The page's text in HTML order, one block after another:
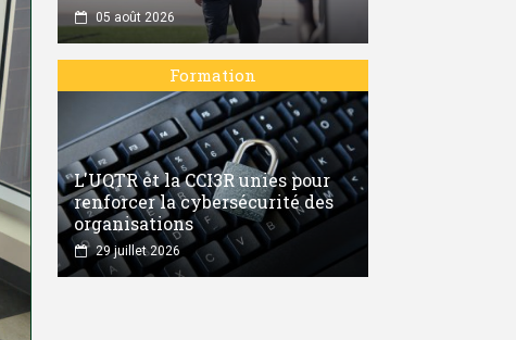
05 août 2026
Formation
L'UQTR et la CCI3R unies pour
renforcer la cybersécurité des
organisations
29 juillet 2026